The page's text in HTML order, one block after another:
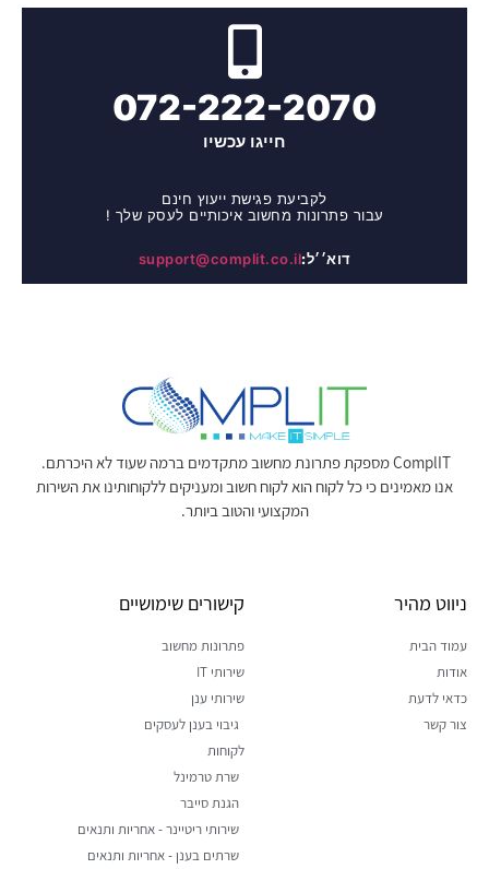
072-222-2070
חייגו עכשיו
לקביעת פגישת ייעוץ חינם
עבור פתרונות מחשוב איכותיים לעסק שלך !
דוא׳׳ל:support@complit.co.il
ComplIT מספקת פתרונת מחשוב מתקדמים ברמה שעוד לא היכרתם.
אנו מאמינים כי כל לקוח הוא לקוח חשוב ומעניקים ללקוחותינו את השירות
המקצועי והטוב ביותר.
ניווט מהיר
עמוד הבית
אודות
כדאי לדעת
צור קשר
קישורים שימושיים
פתרונות מחשוב
שירותי IT
שירותי ענן
גיבוי בענן לעסקים
לקוחות
שרת טרמינל
הגנת סייבר
שירותי ריטיינר - אחריות ותנאים
שרתים בענן - אחריות ותנאים